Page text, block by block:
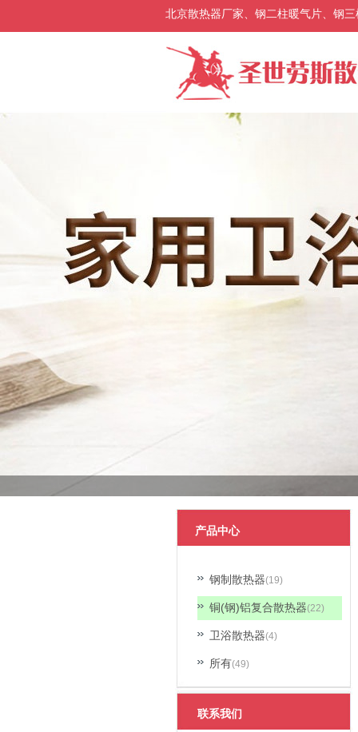
北京散热器厂家、钢二柱暖气片、钢
产品中心
钢制散热器(19)
铜(钢)铝复合散热器(22)
卫浴散热器(4)
所有(49)
联系我们